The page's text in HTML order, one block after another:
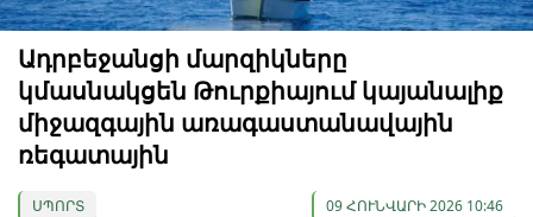
Ադրբեջանցի մարզիկները
կմասնակցեն Թուրքիայում կայանալիք
միջազգային առագաստանավային
ռեգատային
ՍՊՈՐՏ 09 ՀՈՒՆՎԱՐԻ 2026 10:46